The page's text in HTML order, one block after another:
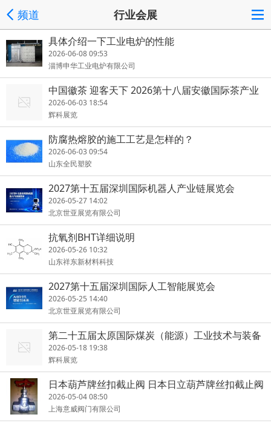
频道 行业会展
具体介绍一下工业电炉的性能
2026-06-08 09:53
淄博申华工业电炉有限公司
中国徽茶 迎客天下 2026第十八届安徽国际茶产业
博览会启幕
2026-06-03 18:54
辉科展览
防腐热熔胶的施工工艺是怎样的？
2026-06-03 09:54
山东全民塑胶
2027第十五届深圳国际机器人产业链展览会
2026-05-27 14:02
北京世亚展览有限公司
抗氧剂BHT详细说明
2026-05-26 10:32
山东祥东新材料科技
2027第十五届深圳国际人工智能展览会
2026-05-25 14:40
北京世亚展览有限公司
第二十五届太原国际煤炭（能源）工业技术与装备
展览会
2026-05-18 19:38
辉科展览
日本葫芦牌丝扣截止阀 日本日立葫芦牌丝扣截止阀
原装正品 上海
2026-05-04 08:50
上海意威阀门有限公司